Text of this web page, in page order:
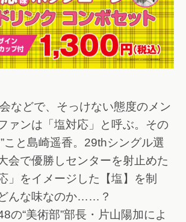
などで、そっけない態度のメン
ァンは「塩対応」と呼ぶ。その
こと島崎遥香。29thシングル選
会で優勝しセンターを射止めた
」をイメージした【塩】を制
んな味なのか……？
の“美術部”部長・片山陽加によ